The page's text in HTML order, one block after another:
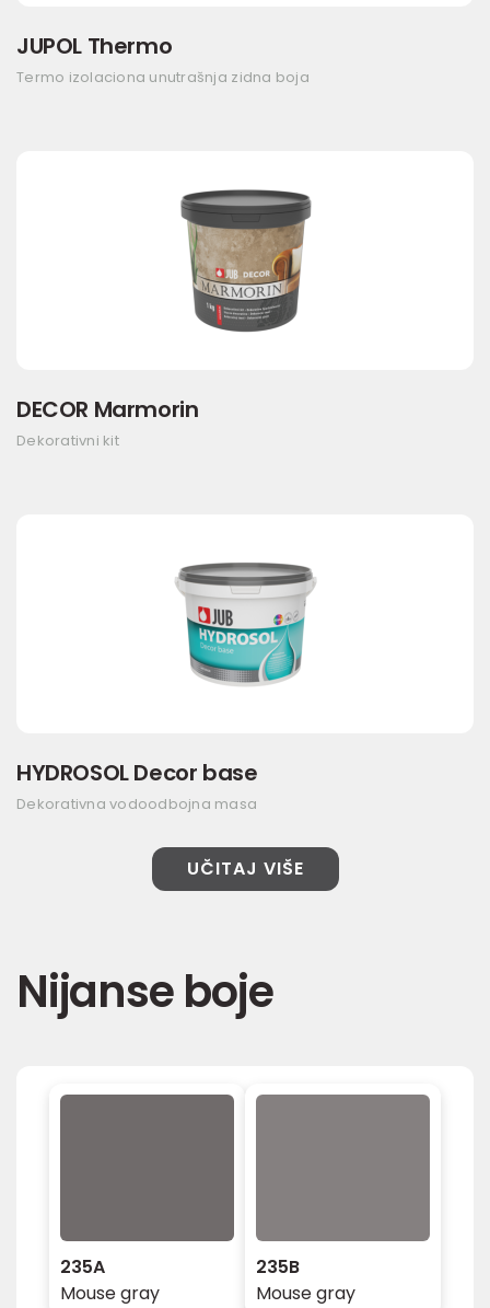
JUPOL Thermo
Termo izolaciona unutrašnja zidna boja
DECOR Marmorin
Dekorativni kit
HYDROSOL Decor base
Dekorativna vodoodbojna masa
UČITAJ VIŠE
Nijanse boje
235A
Mouse gray
235B
Mouse gray